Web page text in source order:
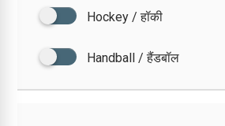
Hockey / हॉकी
Handball / हैंडबॉल